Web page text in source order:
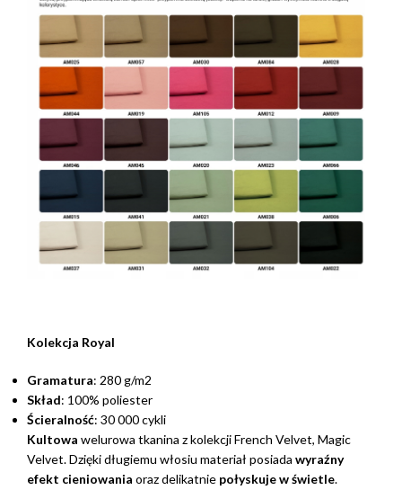
Kolekcja Royal
Gramatura: 280 g/m2
Skład: 100% poliester
Ścieralność: 30 000 cykli
Kultowa welurowa tkanina z kolekcji French Velvet, Magic
Velvet. Dzięki długiemu włosiu materiał posiada wyraźny
efekt cieniowania oraz delikatnie połyskuje w świetle.